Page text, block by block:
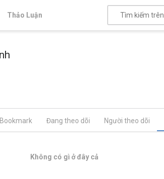
Thảo Luận
Bookmark Đang theo dõi Người theo dõi
Không có gì ở đây cả